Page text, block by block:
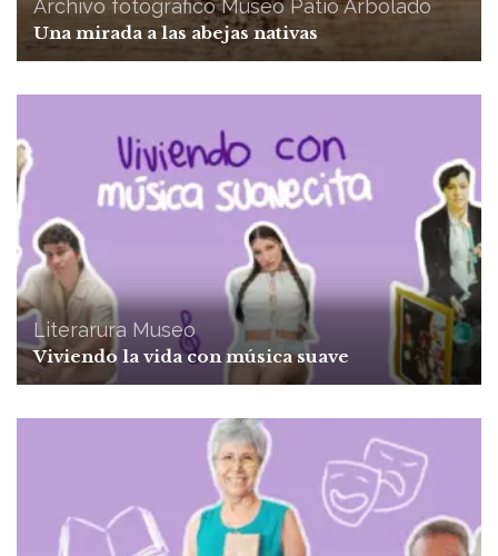
Archivo fotográfico Museo Patio Arbolado
Una mirada a las abejas nativas
Literarura Museo
Viviendo la vida con música suave